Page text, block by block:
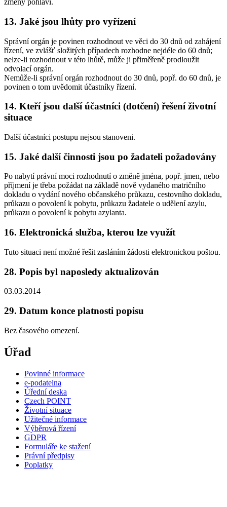
změny pohlaví.
13. Jaké jsou lhůty pro vyřízení
Správní orgán je povinen rozhodnout ve věci do 30 dnů od zahájení
řízení, ve zvlášť složitých případech rozhodne nejdéle do 60 dnů;
nelze-li rozhodnout v této lhůtě, může ji přiměřeně prodloužit
odvolací orgán.
Nemůže-li správní orgán rozhodnout do 30 dnů, popř. do 60 dnů, je
povinen o tom uvědomit účastníky řízení.
14. Kteří jsou další účastníci (dotčení) řešení životní
situace
Další účastníci postupu nejsou stanoveni.
15. Jaké další činnosti jsou po žadateli požadovány
Po nabytí právní moci rozhodnutí o změně jména, popř. jmen, nebo
příjmení je třeba požádat na základě nově vydaného matričního
dokladu o vydání nového občanského průkazu, cestovního dokladu,
průkazu o povolení k pobytu, průkazu žadatele o udělení azylu,
průkazu o povolení k pobytu azylanta.
16. Elektronická služba, kterou lze využít
Tuto situaci není možné řešit zasláním žádosti elektronickou poštou.
28. Popis byl naposledy aktualizován
03.03.2014
29. Datum konce platnosti popisu
Bez časového omezení.
Úřad
Povinné informace
e-podatelna
Úřední deska
Czech POINT
Životní situace
Užitečné informace
Výběrová řízení
GDPR
Formuláře ke stažení
Právní předpisy
Poplatky